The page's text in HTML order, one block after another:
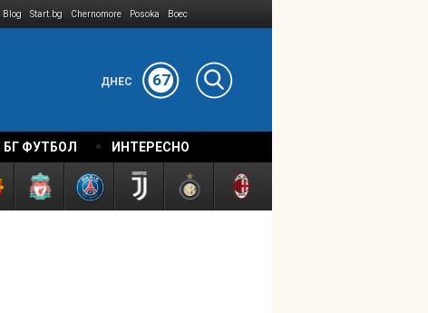
Blog Start.bg Chernomore Posoka Boec
ДНЕС 67
БГ ФУТБОЛ ИНТЕРЕСНО